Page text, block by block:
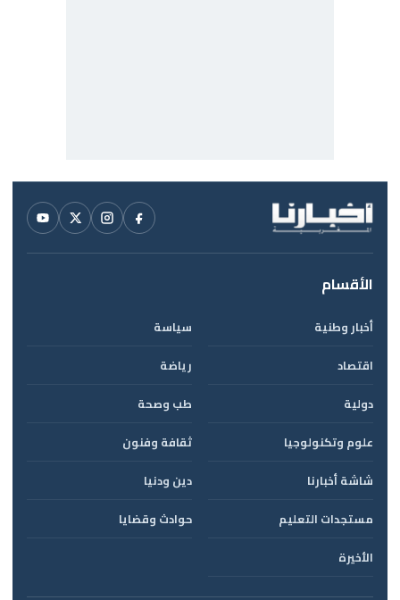
الأقسام
أخبار وطنية
سياسة
اقتصاد
رياضة
دولية
طب وصحة
علوم وتكنولوجيا
ثقافة وفنون
شاشة أخبارنا
دين ودنيا
مستجدات التعليم
حوادث وقضايا
الأخيرة